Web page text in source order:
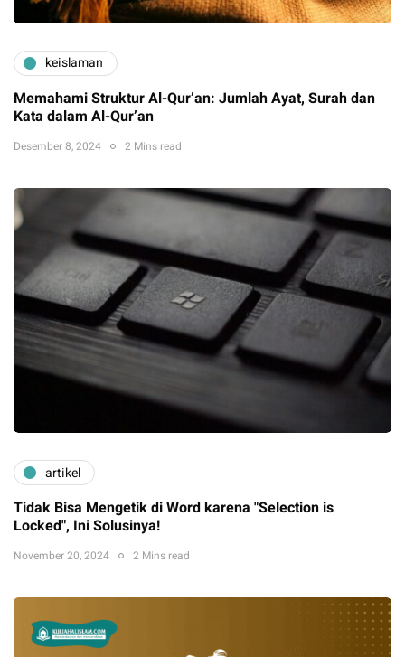
keislaman
Memahami Struktur Al-Qur’an: Jumlah Ayat, Surah dan
Kata dalam Al-Qur’an
Desember 8, 2024 2 Mins read
artikel
Tidak Bisa Mengetik di Word karena "Selection is
Locked", Ini Solusinya!
November 20, 2024 2 Mins read